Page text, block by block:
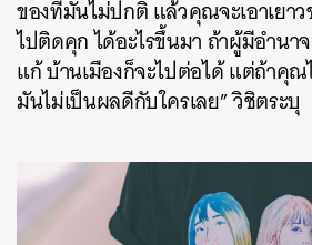
ของที่มันไม่ปกติ แล้วคุณจะเอาเยา
ไปติดคุก ได้อะไรขึ้นมา ถ้าผู้มีอำนา
แก้ บ้านเมืองก็จะไปต่อได้ แต่ถ้าคุ
มันไม่เป็นผลดีกับใครเลย” วิชิตระบุ